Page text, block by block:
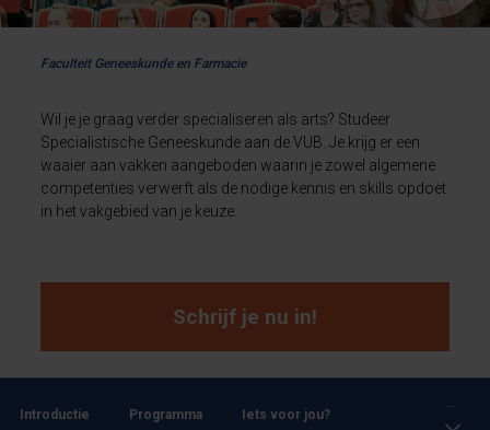
Faculteit Geneeskunde en Farmacie
Wil je je graag verder specialiseren als arts? Studeer
Specialistische Geneeskunde aan de VUB. Je krijg er een
waaier aan vakken aangeboden waarin je zowel algemene
competenties verwerft als de nodige kennis en skills opdoet
in het vakgebied van je keuze.
Schrijf je nu in!
Introductie Programma Iets voor jou?